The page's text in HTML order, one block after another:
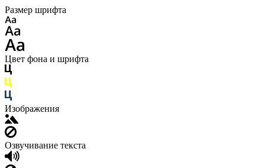
Размер шрифта
Цвет фона и шрифта
Изображения
Озвучивание текста